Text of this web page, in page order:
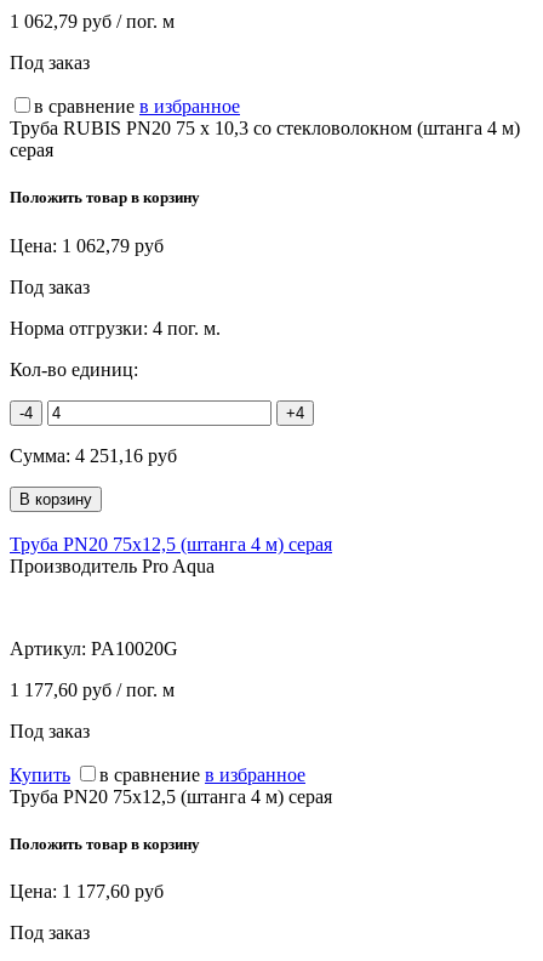
1 062,79 руб / пог. м
Под заказ
в сравнение в избранное
Труба RUBIS PN20 75 х 10,3 со стекловолокном (штанга 4 м)
серая
Положить товар в корзину
Цена: 1 062,79 руб
Под заказ
Норма отгрузки: 4 пог. м.
Кол-во единиц:
-4 +4
Сумма: 4 251,16 руб
Труба PN20 75х12,5 (штанга 4 м) серая
Производитель Pro Aqua
Артикул: PA10020G
1 177,60 руб / пог. м
Под заказ
Купить в сравнение в избранное
Труба PN20 75х12,5 (штанга 4 м) серая
Положить товар в корзину
Цена: 1 177,60 руб
Под заказ